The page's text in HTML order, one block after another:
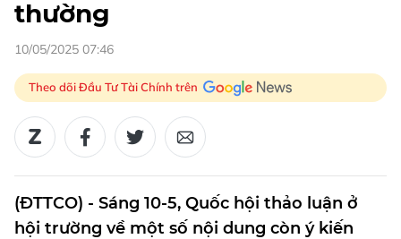
thường
10/05/2025 07:46
Theo dõi Đầu Tư Tài Chính trên
(ĐTTCO) - Sáng 10-5, Quốc hội thảo luận ở
hội trường về một số nội dung còn ý kiến